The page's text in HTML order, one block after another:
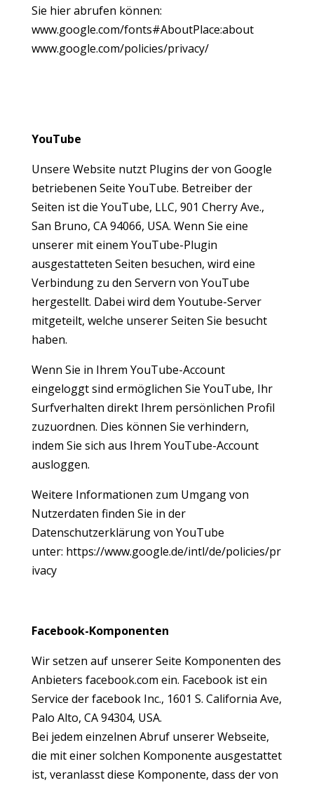
Sie hier abrufen können:
www.google.com/fonts#AboutPlace:about
www.google.com/policies/privacy/
YouTube
Unsere Website nutzt Plugins der von Google
betriebenen Seite YouTube. Betreiber der
Seiten ist die YouTube, LLC, 901 Cherry Ave.,
San Bruno, CA 94066, USA. Wenn Sie eine
unserer mit einem YouTube-Plugin
ausgestatteten Seiten besuchen, wird eine
Verbindung zu den Servern von YouTube
hergestellt. Dabei wird dem Youtube-Server
mitgeteilt, welche unserer Seiten Sie besucht
haben.
Wenn Sie in Ihrem YouTube-Account
eingeloggt sind ermöglichen Sie YouTube, Ihr
Surfverhalten direkt Ihrem persönlichen Profil
zuzuordnen. Dies können Sie verhindern,
indem Sie sich aus Ihrem YouTube-Account
ausloggen.
Weitere Informationen zum Umgang von
Nutzerdaten finden Sie in der
Datenschutzerklärung von YouTube
unter: https://www.google.de/intl/de/policies/pr
ivacy
Facebook-Komponenten
Wir setzen auf unserer Seite Komponenten des
Anbieters facebook.com ein. Facebook ist ein
Service der facebook Inc., 1601 S. California Ave,
Palo Alto, CA 94304, USA.
Bei jedem einzelnen Abruf unserer Webseite,
die mit einer solchen Komponente ausgestattet
ist, veranlasst diese Komponente, dass der von